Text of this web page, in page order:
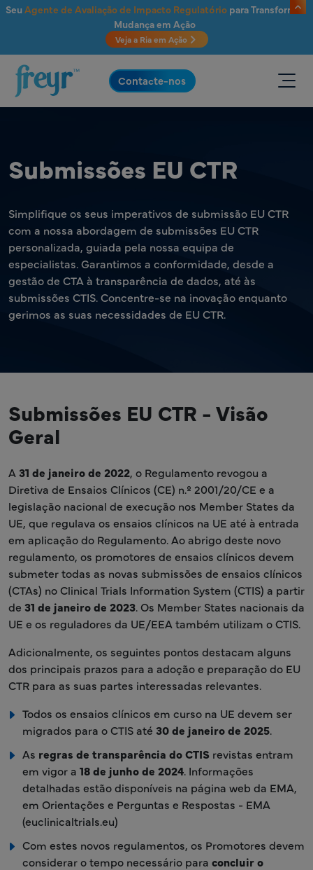
Saltar para o conteúdo principal
Seu Agente de Avaliação de Impacto Regulatóriopara Transformar
Mudança em Ação
Veja a Ria em Ação
.
Contacte-nos
Submissões EU CTR
Simplifique os seus imperativos de submissão EU CTR
com a nossa abordagem de submissões EU CTR
personalizada, guiada pela nossa equipa de
especialistas. Garantimos a conformidade, desde a
gestão de CTA à transparência de dados, até às
submissões CTIS. Concentre-se na inovação enquanto
gerimos as suas necessidades de EU CTR.
Submissões EU CTR - Visão
Geral
A 31 de janeiro de 2022, o Regulamento revogou a
Diretiva de Ensaios Clínicos (CE) n.º 2001/20/CE e a
legislação nacional de execução nos Member States da
UE, que regulava os ensaios clínicos na UE até à entrada
em aplicação do Regulamento. Ao abrigo deste novo
regulamento, os promotores de ensaios clínicos devem
submeter todas as novas submissões de ensaios clínicos
(CTAs) no Clinical Trials Information System (CTIS) a partir
de 31 de janeiro de 2023. Os Member States nacionais da
UE e os reguladores da UE/EEA também utilizam o CTIS.
Adicionalmente, os seguintes pontos destacam alguns
dos principais prazos para a adoção e preparação do EU
CTR para as suas partes interessadas relevantes.
Todos os ensaios clínicos em curso na UE devem ser
migrados para o CTIS até 30 de janeiro de 2025.
As regras de transparência do CTIS revistas entram
em vigor a 18 de junho de 2024. Informações
detalhadas estão disponíveis na página web da EMA,
em Orientações e Perguntas e Respostas - EMA
(euclinicaltrials.eu)
Com estes novos regulamentos, os Promotores devem
considerar o tempo necessário para concluir o